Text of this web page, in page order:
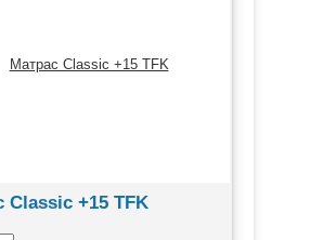
Classic +15 TFK